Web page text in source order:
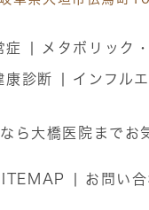
症 メタボリック
康診断 インフル
ら大橋医院までお
お問い